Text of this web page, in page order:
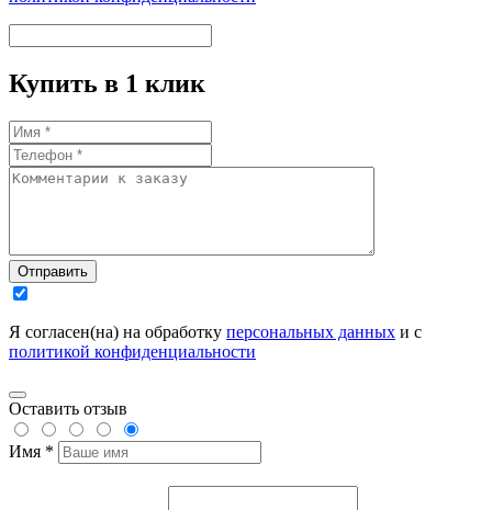
Купить в 1 клик
Отправить
Я согласен(на) на обработку персональных данных и с
политикой конфиденциальности
Оставить отзыв
Имя *